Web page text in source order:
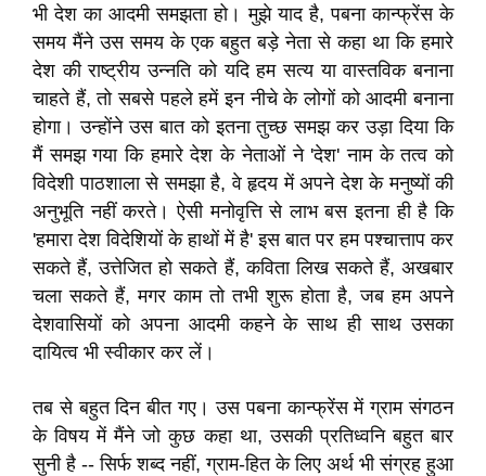
भी देश का आदमी समझता हो। मुझे याद है, पबना कान्फ्रेंस के
समय मैंने उस समय के एक बहुत बड़े नेता से कहा था कि हमारे
देश की राष्ट्रीय उन्नति को यदि हम सत्य या वास्तविक बनाना
चाहते हैं, तो सबसे पहले हमें इन नीचे के लोगों को आदमी बनाना
होगा। उन्होंने उस बात को इतना तुच्छ समझ कर उड़ा दिया कि
मैं समझ गया कि हमारे देश के नेताओं ने 'देश' नाम के तत्व को
विदेशी पाठशाला से समझा है, वे हृदय में अपने देश के मनुष्यों की
अनुभूति नहीं करते। ऐसी मनोवृत्ति से लाभ बस इतना ही है कि
'हमारा देश विदेशियों के हाथों में है' इस बात पर हम पश्चात्ताप कर
सकते हैं, उत्तेजित हो सकते हैं, कविता लिख सकते हैं, अखबार
चला सकते हैं, मगर काम तो तभी शुरू होता है, जब हम अपने
देशवासियों को अपना आदमी कहने के साथ ही साथ उसका
दायित्व भी स्वीकार कर लें।
तब से बहुत दिन बीत गए। उस पबना कान्फ्रेंस में ग्राम संगठन
के विषय में मैंने जो कुछ कहा था, उसकी प्रतिध्वनि बहुत बार
सुनी है -- सिर्फ शब्द नहीं, ग्राम-हित के लिए अर्थ भी संग्रह हुआ